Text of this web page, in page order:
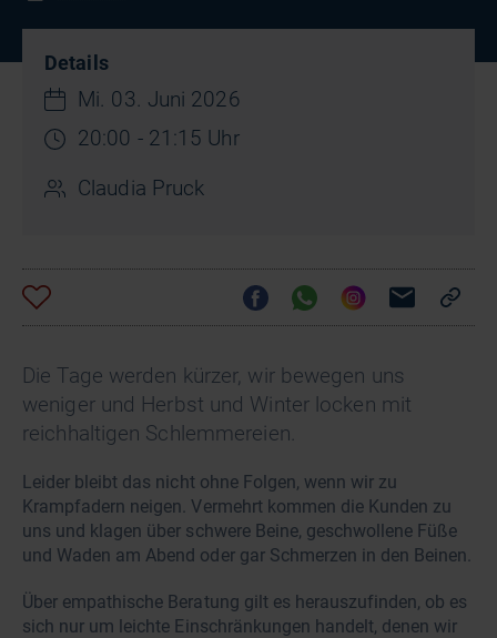
Details
Mi. 03. Juni 2026
20:00 - 21:15 Uhr
Claudia Pruck
Die Tage werden kürzer, wir bewegen uns
weniger und Herbst und Winter locken mit
reichhaltigen Schlemmereien.
Leider bleibt das nicht ohne Folgen, wenn wir zu
Krampfadern neigen. Vermehrt kommen die Kunden zu
uns und klagen über schwere Beine, geschwollene Füße
und Waden am Abend oder gar Schmerzen in den Beinen.
Über empathische Beratung gilt es herauszufinden, ob es
sich nur um leichte Einschränkungen handelt, denen wir